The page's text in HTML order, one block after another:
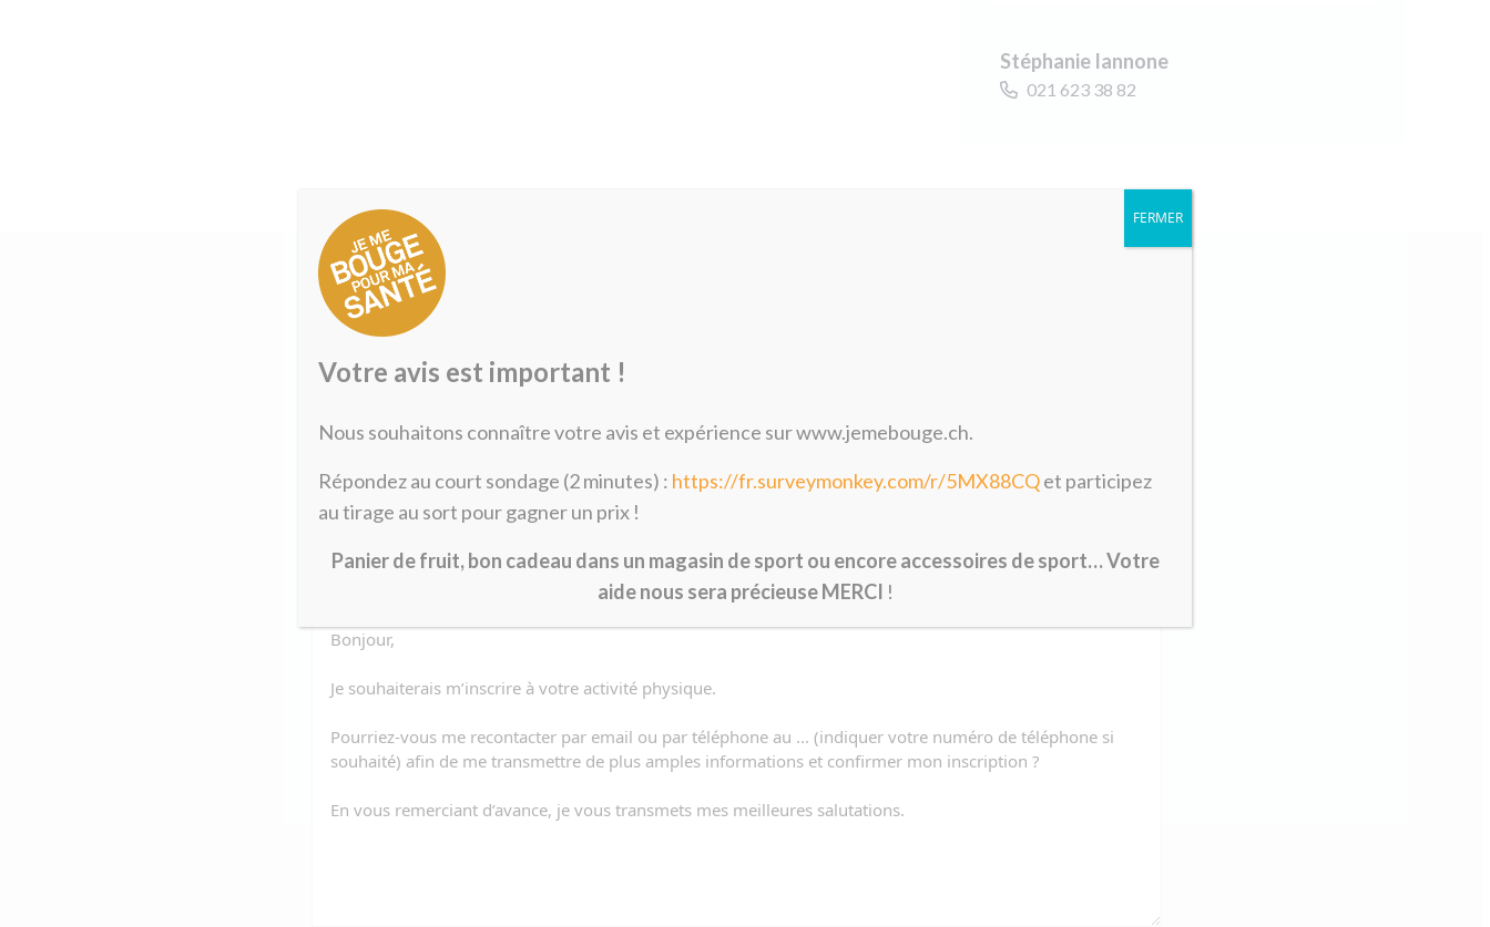
Stéphanie Iannone
021 623 38 82
Formulaire de pré-inscription
« » indique les champs nécessaires
Nom
Prénom * E-mail*
Votre avis est important !
Nous souhaitons connaître votre avis et expérience sur www.jemebouge.ch.
Répondez au court sondage (2 minutes) : https://fr.surveymonkey.com/r/5MX88CQet participez
au tirage au sort pour gagner un prix !
Panier de fruit, bon cadeau dans un magasin de sport ou encore accessoires de sport… Votre
aide nous sera précieuse MERCI !
FERMER